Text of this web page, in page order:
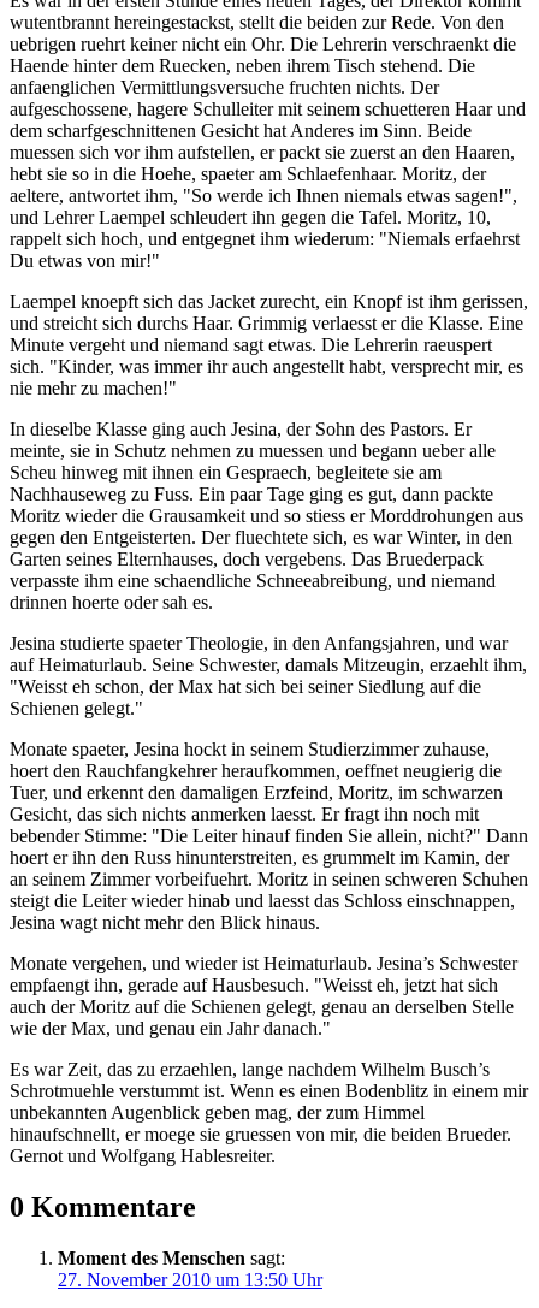
wutentbrannt hereingestackst, stellt die beiden zur Rede. Von den
uebrigen ruehrt keiner nicht ein Ohr. Die Lehrerin verschraenkt die
Haende hinter dem Ruecken, neben ihrem Tisch stehend. Die
anfaenglichen Vermittlungsversuche fruchten nichts. Der
aufgeschossene, hagere Schulleiter mit seinem schuetteren Haar und
dem scharfgeschnittenen Gesicht hat Anderes im Sinn. Beide
muessen sich vor ihm aufstellen, er packt sie zuerst an den Haaren,
hebt sie so in die Hoehe, spaeter am Schlaefenhaar. Moritz, der
aeltere, antwortet ihm, "So werde ich Ihnen niemals etwas sagen!",
und Lehrer Laempel schleudert ihn gegen die Tafel. Moritz, 10,
rappelt sich hoch, und entgegnet ihm wiederum: "Niemals erfaehrst
Du etwas von mir!"
Laempel knoepft sich das Jacket zurecht, ein Knopf ist ihm gerissen,
und streicht sich durchs Haar. Grimmig verlaesst er die Klasse. Eine
Minute vergeht und niemand sagt etwas. Die Lehrerin raeuspert
sich. "Kinder, was immer ihr auch angestellt habt, versprecht mir, es
nie mehr zu machen!"
In dieselbe Klasse ging auch Jesina, der Sohn des Pastors. Er
meinte, sie in Schutz nehmen zu muessen und begann ueber alle
Scheu hinweg mit ihnen ein Gespraech, begleitete sie am
Nachhauseweg zu Fuss. Ein paar Tage ging es gut, dann packte
Moritz wieder die Grausamkeit und so stiess er Morddrohungen aus
gegen den Entgeisterten. Der fluechtete sich, es war Winter, in den
Garten seines Elternhauses, doch vergebens. Das Bruederpack
verpasste ihm eine schaendliche Schneeabreibung, und niemand
drinnen hoerte oder sah es.
Jesina studierte spaeter Theologie, in den Anfangsjahren, und war
auf Heimaturlaub. Seine Schwester, damals Mitzeugin, erzaehlt ihm,
"Weisst eh schon, der Max hat sich bei seiner Siedlung auf die
Schienen gelegt."
Monate spaeter, Jesina hockt in seinem Studierzimmer zuhause,
hoert den Rauchfangkehrer heraufkommen, oeffnet neugierig die
Tuer, und erkennt den damaligen Erzfeind, Moritz, im schwarzen
Gesicht, das sich nichts anmerken laesst. Er fragt ihn noch mit
bebender Stimme: "Die Leiter hinauf finden Sie allein, nicht?" Dann
hoert er ihn den Russ hinunterstreiten, es grummelt im Kamin, der
an seinem Zimmer vorbeifuehrt. Moritz in seinen schweren Schuhen
steigt die Leiter wieder hinab und laesst das Schloss einschnappen,
Jesina wagt nicht mehr den Blick hinaus.
Monate vergehen, und wieder ist Heimaturlaub. Jesina’s Schwester
empfaengt ihn, gerade auf Hausbesuch. "Weisst eh, jetzt hat sich
auch der Moritz auf die Schienen gelegt, genau an derselben Stelle
wie der Max, und genau ein Jahr danach."
Es war Zeit, das zu erzaehlen, lange nachdem Wilhelm Busch’s
Schrotmuehle verstummt ist. Wenn es einen Bodenblitz in einem mir
unbekannten Augenblick geben mag, der zum Himmel
hinaufschnellt, er moege sie gruessen von mir, die beiden Brueder.
Gernot und Wolfgang Hablesreiter.
0 Kommentare
Moment des Menschen sagt:
27. November 2010 um 13:50 Uhr